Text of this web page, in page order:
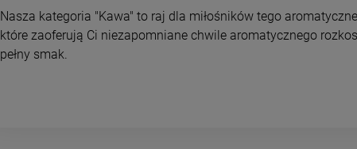
Nasza kategoria "Kawa" to raj dla miłośników tego
które zaoferują Ci niezapomniane chwile aromatycznego
pełny smak.